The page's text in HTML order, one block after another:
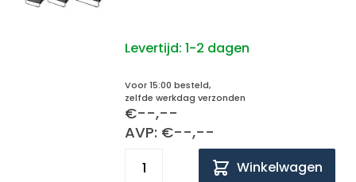
Levertijd: 1-2 dagen
Voor 15:00 besteld,
zelfde werkdag verzonden
€--,--
AVP: €--,--
Winkelwagen